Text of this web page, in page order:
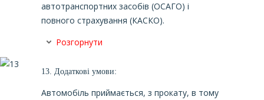
автотранспортних засобів (ОCАГО) і
повного страхування (КАСКО).
Розгорнути
13. Додаткові умови:
Автомобіль приймається, з прокату, в тому